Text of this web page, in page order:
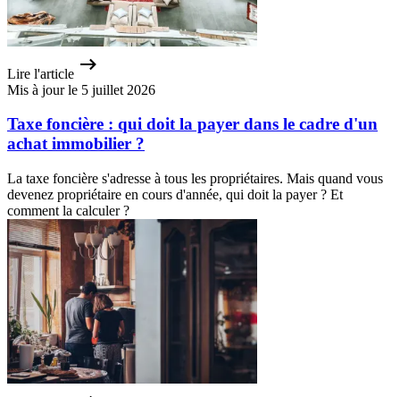
Lire l'article
Mis à jour le 5 juillet 2026
Taxe foncière : qui doit la payer dans le cadre d'un
achat immobilier ?
La taxe foncière s'adresse à tous les propriétaires. Mais quand vous
devenez propriétaire en cours d'année, qui doit la payer ? Et
comment la calculer ?